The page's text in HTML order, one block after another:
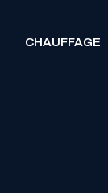
CHAUFFAGE